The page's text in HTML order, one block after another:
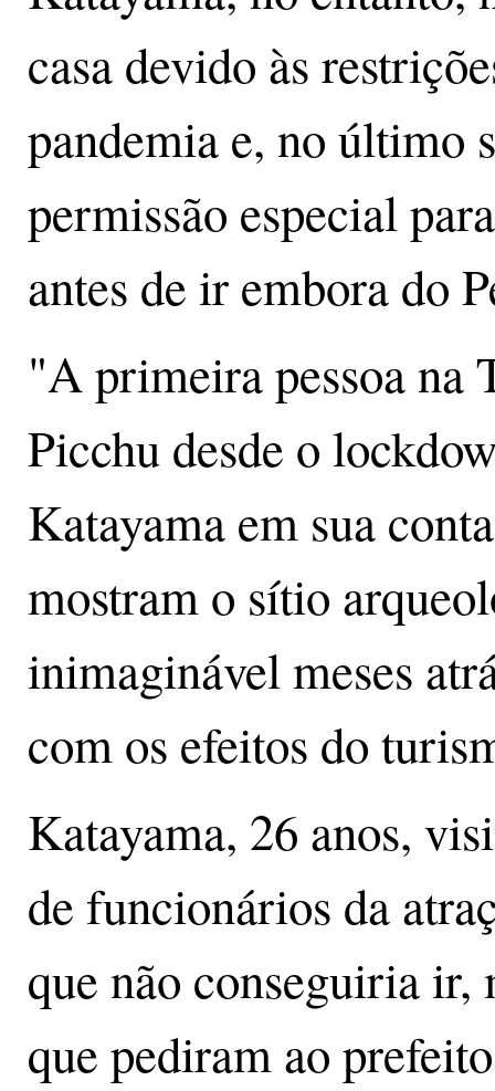
casa devido às
pandemia e, no último
permissão especial
antes de ir embora do
"A primeira pessoa na
Picchu desde o
Katayama em sua
mostram o sítio
inimaginável meses
com os efeitos do
Katayama, 26 anos,
de funcionários da
que não conseguiria ir,
que pediram ao